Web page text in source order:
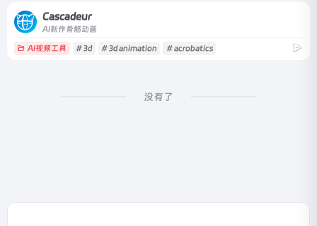
Cascadeur
AI制作骨骼动画
AI视频工具 # 3d # 3d animation # acrobatics
没有了